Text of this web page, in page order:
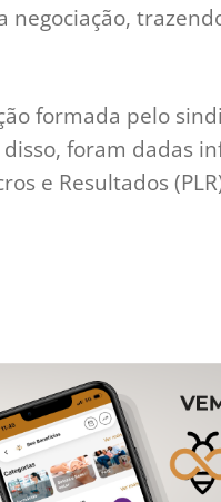
formada pelo
foram dadas
e Resultados